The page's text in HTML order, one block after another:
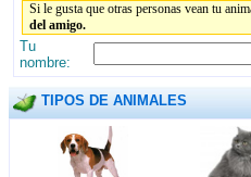
Si le gusta que otras personas vean tu
del amigo.
Tu
nombre:
TIPOS DE ANIMALES